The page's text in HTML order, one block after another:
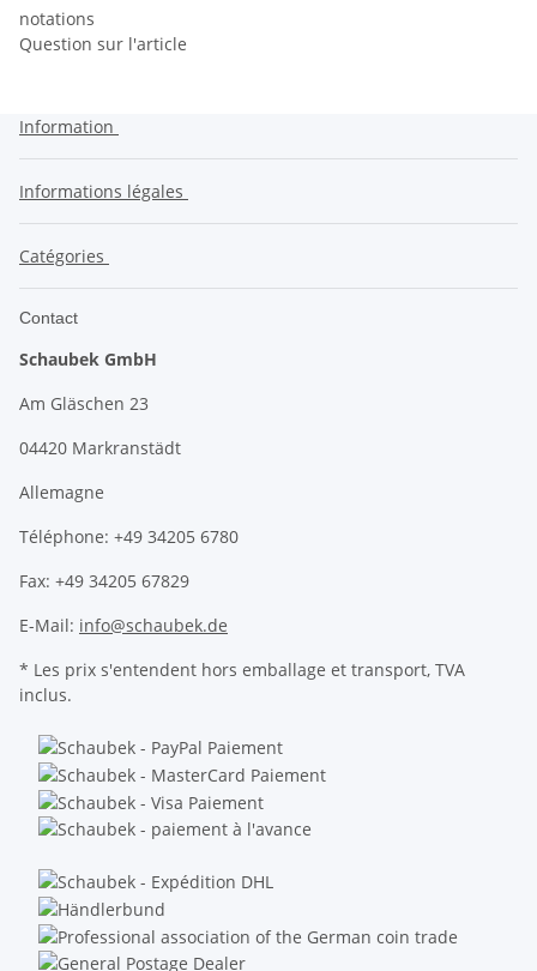
notations
Question sur l'article
Information
Informations légales
Catégories
Contact
Schaubek GmbH
Am Gläschen 23
04420 Markranstädt
Allemagne
Téléphone: +49 34205 6780
Fax: +49 34205 67829
E-Mail: info@schaubek.de
* Les prix s'entendent hors emballage et transport, TVA
inclus.